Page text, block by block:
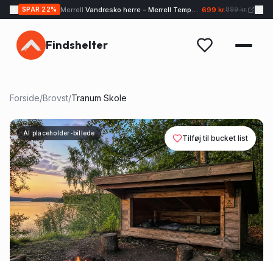
SPAR 22% Merrell Vandresko herre - Merrell Tempo EXP - Sand 699 kr.899 kr.
Findshelter
Forside/Brovst/Tranum Skole
AI placeholder-billede
Tilføj til bucket list